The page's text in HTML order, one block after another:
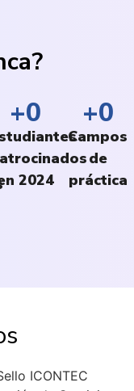
+0
2024
+0
Campos
de
práctica